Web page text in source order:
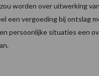
worden over uitwerking
een vergoeding bij ontslag
persoonlijke situaties een